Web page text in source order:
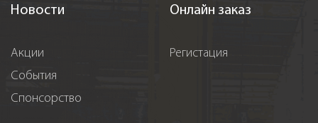
Новости
Акции
События
Спонсорство
Онлайн заказ
Регистация